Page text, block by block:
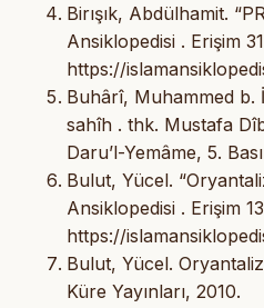
Birışık, Abdülhamit.
Ansiklopedisi . Erişim
https://
Buhârî, Muhammed b.
sahîh . thk. Mustafa
Daru’l-Yemâme, 5.
Bulut, Yücel.
Ansiklopedisi . Erişim
https://
Bulut, Yücel.
Küre Yayınları, 2010.